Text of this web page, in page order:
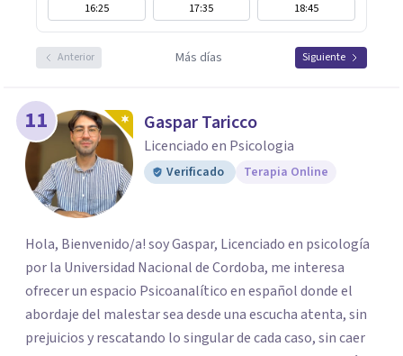
16:25
17:35 18:45
Anterior Más días Siguiente
11 Gaspar Taricco
Licenciado en Psicologia
Verificado Terapia Online
Hola, Bienvenido/a! soy Gaspar, Licenciado en psicología
por la Universidad Nacional de Cordoba, me interesa
ofrecer un espacio Psicoanalítico en español donde el
abordaje del malestar sea desde una escucha atenta, sin
prejuicios y rescatando lo singular de cada caso, sin caer